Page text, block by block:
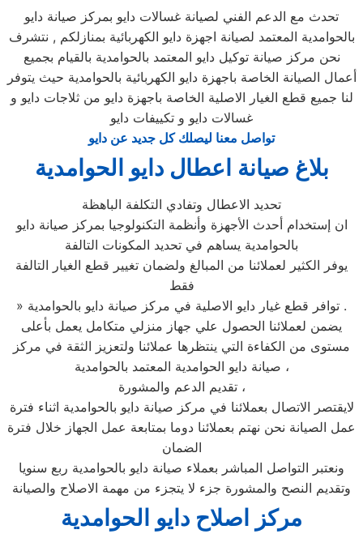
تحدث مع الدعم الفني لصيانة غسالات دايو بمركز صيانة دايو
بالحوامدية المعتمد لصيانة اجهزة دايو الكهربائية بمنازلكم , نتشرف
نحن مركز صيانة توكيل دايو المعتمد بالحوامدية بالقيام بجميع
أعمال الصيانة الخاصة باجهزة دايو الكهربائية بالحوامدية حيث يتوفر
لنا جميع قطع الغيار الاصلية الخاصة باجهزة دايو من ثلاجات دايو و
غسالات دايو و تكييفات دايو
تواصل معنا ليصلك كل جديد عن دايو
بلاغ صيانة اعطال دايو الحوامدية
تحديد الاعطال وتفادي التكلفة الباهظة
ان إستخدام أحدث الأجهزة وأنظمة التكنولوجيا بمركز صيانة دايو
بالحوامدية يساهم في تحديد المكونات التالفة
يوفر الكثير لعملائنا من المبالغ ولضمان تغيير قطع الغيار التالفة
فقط
» توافر قطع غيار دايو الاصلية في مركز صيانة دايو بالحوامدية .
يضمن لعملائنا الحصول علي جهاز منزلي متكامل يعمل بأعلى
مستوى من الكفاءة التي ينتظرها عملائنا ولتعزيز الثقة في مركز
صيانة دايو الحوامدية المعتمد بالحوامدية ،
تقديم الدعم والمشورة ،
لايقتصر الاتصال بعملائنا في مركز صيانة دايو بالحوامدية اثناء فترة
عمل الصيانة نحن نهتم بعملائنا دوما بمتابعة عمل الجهاز خلال فترة
الضمان
ونعتبر التواصل المباشر بعملاء صيانة دايو بالحوامدية ربع سنويا
وتقديم النصح والمشورة جزء لا يتجزء من مهمة الاصلاح والصيانة
مركز اصلاح دايو الحوامدية